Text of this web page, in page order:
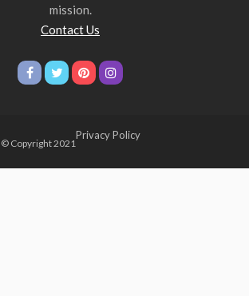
mission.
Contact Us
© Copyright 2021
Privacy Policy